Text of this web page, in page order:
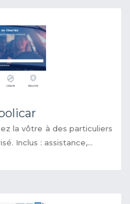
la vôtre à des particuliers
Inclus : assistance,...